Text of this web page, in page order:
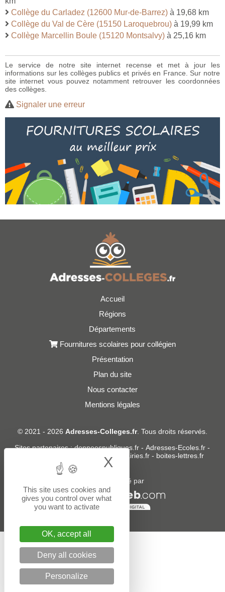
Collège du Carladez (12600 Mur-de-Barrez) à 19,68 km
Collège du Val de Cère (15150 Laroquebrou) à 19,99 km
Collège Marcellin Boule (15120 Montsalvy) à 25,16 km
Le service de notre site internet recense et met à jour les
informations sur les collèges publics et privés en France. Sur notre
site internet vous pouvez notamment retrouver les coordonnées
des collèges.
Signaler une erreur
Accueil
Régions
Départements
Fournitures scolaires pour collégien
Présentation
Plan du site
Nous contacter
Mentions légales
© 2021 - 2026 Adresses-Colleges.fr. Tous droits réservés.
Sites partenaires :donneespubliques.fr -Adresses-Ecoles.fr -
Adresses-Mairies.fr - boites-lettres.fr
Un service édité par
This site uses cookies and
gives you control over what
you want to activate
OK, accept all
Deny all cookies
Personalize
X Hide cookie